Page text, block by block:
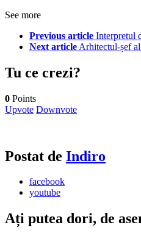
See more
Previous article Interpretul
Next article Arhitectul-șef
Tu ce crezi?
0 Points
Upvote Downvote
Postat de Indiro
facebook
youtube
Ați putea dori, de